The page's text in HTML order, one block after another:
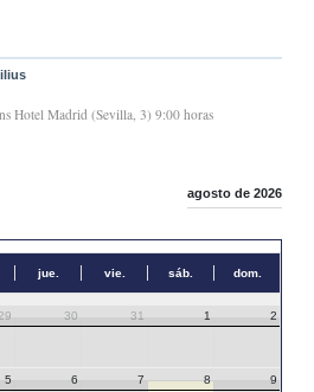
Hotel Madrid (Sevilla, 3) 9:00 horas
agosto de 2026
jue. vie. sáb. dom.
29 30 31 1 2
5 6 7 8 9